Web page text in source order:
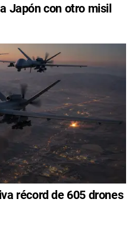
Japón con otro misil
récord de 605 drones